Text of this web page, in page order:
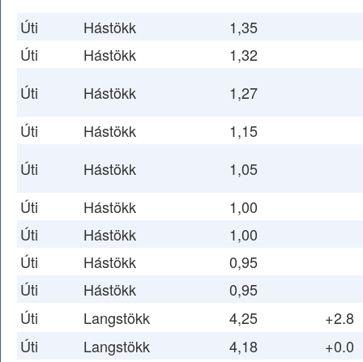
Úti
Hástökk
1,35
Úti
Hástökk
1,32
Úti
Hástökk
1,27
Úti
Hástökk
1,15
Úti
Hástökk
1,05
Úti
Hástökk
1,00
Úti
Hástökk
1,00
Úti
Hástökk
0,95
Úti
Hástökk
0,95
Úti
Langstökk 4,25
+2.8
Úti
Langstökk 4,18
+0.0